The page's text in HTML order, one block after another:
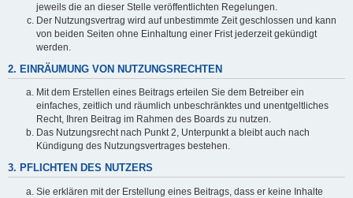
jeweils die an dieser Stelle veröffentlichten Regelungen.
Der Nutzungsvertrag wird auf unbestimmte Zeit geschlossen und kann
von beiden Seiten ohne Einhaltung einer Frist jederzeit gekündigt
werden.
2. EINRÄUMUNG VON NUTZUNGSRECHTEN
Mit dem Erstellen eines Beitrags erteilen Sie dem Betreiber ein
einfaches, zeitlich und räumlich unbeschränktes und unentgeltliches
Recht, Ihren Beitrag im Rahmen des Boards zu nutzen.
Das Nutzungsrecht nach Punkt 2, Unterpunkt a bleibt auch nach
Kündigung des Nutzungsvertrages bestehen.
3. PFLICHTEN DES NUTZERS
Sie erklären mit der Erstellung eines Beitrags, dass er keine Inhalte